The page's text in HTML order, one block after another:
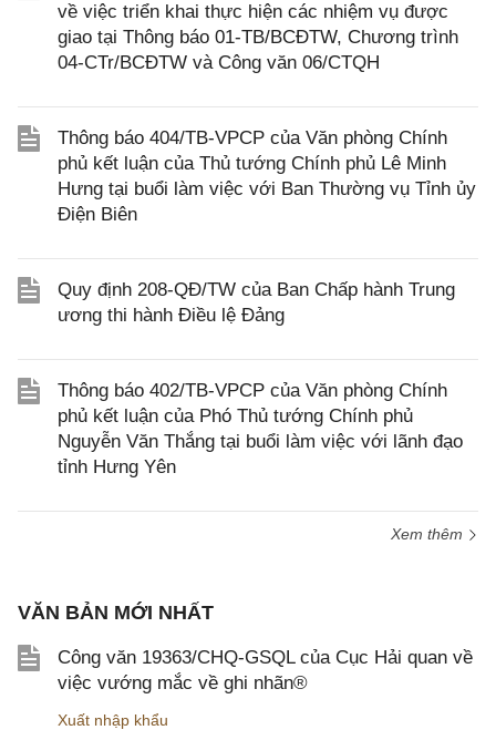
về việc triển khai thực hiện các nhiệm vụ được
giao tại Thông báo 01-TB/BCĐTW, Chương trình
04-CTr/BCĐTW và Công văn 06/CTQH
Thông báo 404/TB-VPCP của Văn phòng Chính
phủ kết luận của Thủ tướng Chính phủ Lê Minh
Hưng tại buổi làm việc với Ban Thường vụ Tỉnh ủy
Điện Biên
Quy định 208-QĐ/TW của Ban Chấp hành Trung
ương thi hành Điều lệ Đảng
Thông báo 402/TB-VPCP của Văn phòng Chính
phủ kết luận của Phó Thủ tướng Chính phủ
Nguyễn Văn Thắng tại buổi làm việc với lãnh đạo
tỉnh Hưng Yên
Xem thêm
VĂN BẢN MỚI NHẤT
Công văn 19363/CHQ-GSQL của Cục Hải quan về
việc vướng mắc về ghi nhãn®
Xuất nhập khẩu